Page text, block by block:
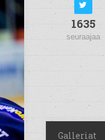
1635
seuraajaa
Galleriat